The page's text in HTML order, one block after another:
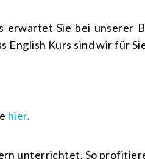
Sie bei unserer
English Kurs sind wir für
hier.
unterrichtet. So